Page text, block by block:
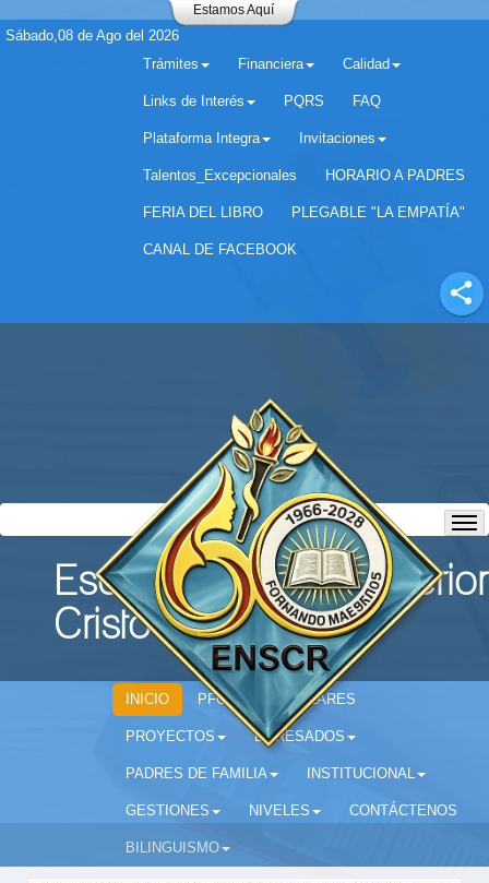
Estamos Aquí
Sábado,08 de Ago del 2026
Trámites
Financiera Calidad
Links de Interés PQRS FAQ
Plataforma Integra Invitaciones
Talentos_Excepcionales HORARIO A PADRES
FERIA DEL LIBRO PLEGABLE "LA EMPATÍA"
CANAL DE FACEBOOK
Escuela Normal Superior
Cristo Rey
INICIO PFC CIRCULARES
PROYECTOS EGRESADOS
PADRES DE FAMILIA INSTITUCIONAL
GESTIONES NIVELES CONTÁCTENOS
BILINGUISMO